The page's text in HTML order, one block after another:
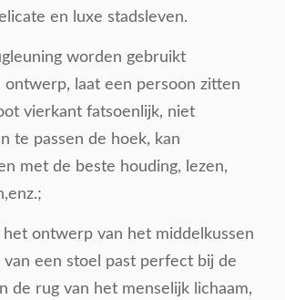
en luxe stadsleven.
worden gebruikt
ontwerp, laat een persoon zitten
vierkant fatsoenlijk, niet
te passen de hoek, kan
met de beste houding, lezen,
het ontwerp van het middelkussen
een stoel past perfect bij de
de rug van het menselijk lichaam,